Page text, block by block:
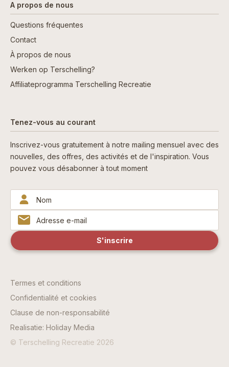
A propos de nous
Questions fréquentes
Contact
À propos de nous
Werken op Terschelling?
Affiliateprogramma Terschelling Recreatie
Tenez-vous au courant
Inscrivez-vous gratuitement à notre mailing mensuel avec des
nouvelles, des offres, des activités et de l'inspiration. Vous
pouvez vous désabonner à tout moment
Termes et conditions
Confidentialité et cookies
Clause de non-responsabilité
Realisatie: Holiday Media
© Terschelling Recreatie 2026